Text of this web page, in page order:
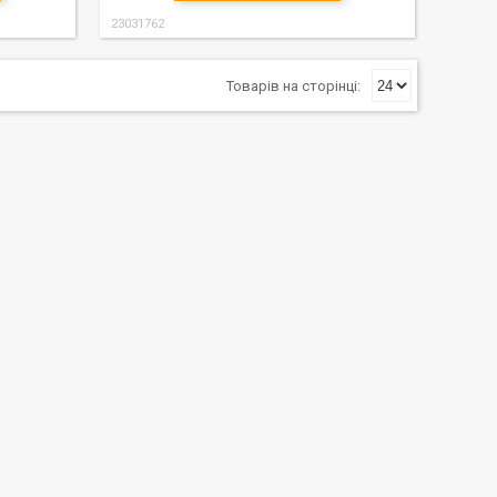
23031762